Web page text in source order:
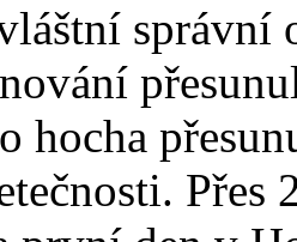
správní
hocha
Přes